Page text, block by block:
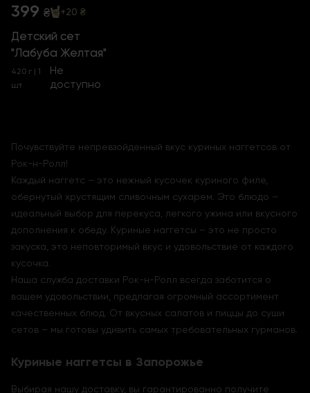
399 ₴ +20 ₴
Детский сет
"Лабуба Желтая"
420 г | 1
шт
Не
доступно
Почувствуйте непревзойденный вкус куриных наггетсов от
Рок-н-Ролл!
Каждый наггетс – это нежный кусочек куриного филе,
обернутый хрустящим сливочным сухарем. Это блюдо –
идеальный выбор для перекуса, легкого ужина или вкусного
дополнения к обеду. Куриные наггетсы – это не просто
закуска, это неповторимый вкус и удовольствие от каждого
кусочка.
Наша служба доставки Рок-н-Ролл всегда заботится о
вашем удовольствии, предлагая огромный ассортимент
качественных блюд. От вкусных салатов и пиццы до суши
сетов – мы готовы удивить самых требовательных гурманов.
Куриные наггетсы в Запорожье
Выбирая нашу доставку, вы гарантированно получите